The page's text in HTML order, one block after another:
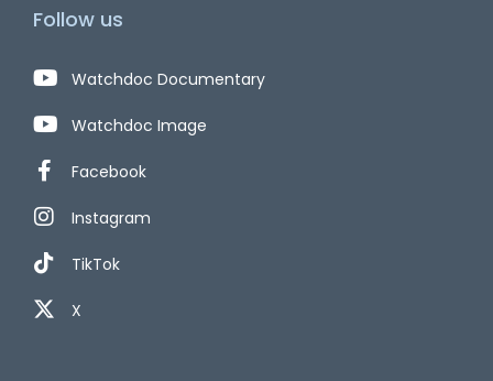
Follow us
Watchdoc Documentary
Watchdoc Image
Facebook
Instagram
TikTok
X